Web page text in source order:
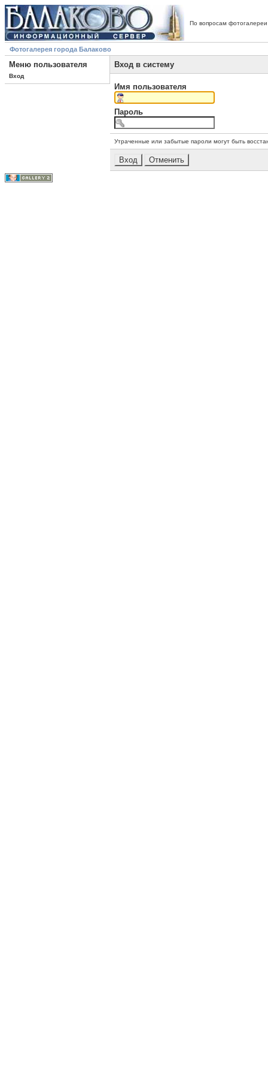
По вопросам
Фотогалерея города Балаково
Меню пользователя
Вход
Вход в систему
Имя пользователя
Пароль
Утраченные или забытые пароли могут быть